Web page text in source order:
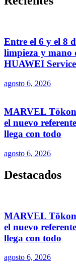
Entre el 6 y el 8
limpieza y mano
HUAWEI
agosto 6, 2026
MARVEL
el nuevo
llega con todo
agosto 6, 2026
Destacados
MARVEL
el nuevo
llega con todo
agosto 6, 2026